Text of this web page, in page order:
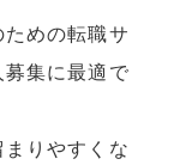
めの転職サ
集に最適で
りやすくな